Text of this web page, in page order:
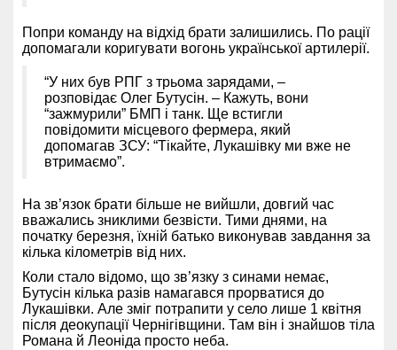
Попри команду на відхід брати залишились. По рації
допомагали коригувати вогонь української артилерії.
“У них був РПГ з трьома зарядами, –
розповідає Олег Бутусін. – Кажуть, вони
“зажмурили” БМП і танк. Ще встигли
повідомити місцевого фермера, який
допомагав ЗСУ: “Тікайте, Лукашівку ми вже не
втримаємо”.
На зв’язок брати більше не вийшли, довгий час
вважались зниклими безвісти. Тими днями, на
початку березня, їхній батько виконував завдання за
кілька кілометрів від них.
Коли стало відомо, що зв’язку з синами немає,
Бутусін кілька разів намагався прорватися до
Лукашівки. Але зміг потрапити у село лише 1 квітня
після деокупації Чернігівщини. Там він і знайшов тіла
Романа й Леоніда просто неба.